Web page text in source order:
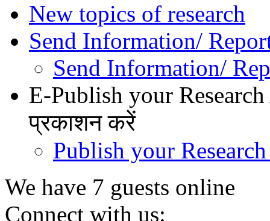
New topics of research
Send Information/
Send Information/
E-Publish your
प्रकाशन करें
Publish your
We have 7 guests online
Connect with us: